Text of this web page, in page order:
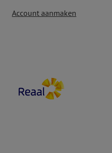
Account aanmaken